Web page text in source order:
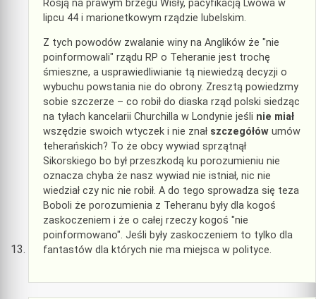
Rosją na prawym brzegu Wisły, pacyfikacją Lwowa w
lipcu 44 i marionetkowym rządzie lubelskim.
Z tych powodów zwalanie winy na Anglików że "nie
poinformowali" rządu RP o Teheranie jest trochę
śmieszne, a usprawiedliwianie tą niewiedzą decyzji o
wybuchu powstania nie do obrony. Zresztą powiedzmy
sobie szczerze – co robił do diaska rząd polski siedząc
na tyłach kancelarii Churchilla w Londynie jeśli nie miał
wszędzie swoich wtyczek i nie znał szczegółów umów
teherańskich? To że obcy wywiad sprzątnął
Sikorskiego bo był przeszkodą ku porozumieniu nie
oznacza chyba że nasz wywiad nie istniał, nic nie
wiedział czy nic nie robił. A do tego sprowadza się teza
Boboli że porozumienia z Teheranu były dla kogoś
zaskoczeniem i że o całej rzeczy kogoś "nie
poinformowano". Jeśli były zaskoczeniem to tylko dla
fantastów dla których nie ma miejsca w polityce.